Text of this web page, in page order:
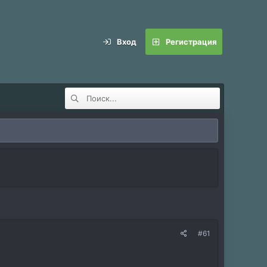
Вход Регистрация
#61